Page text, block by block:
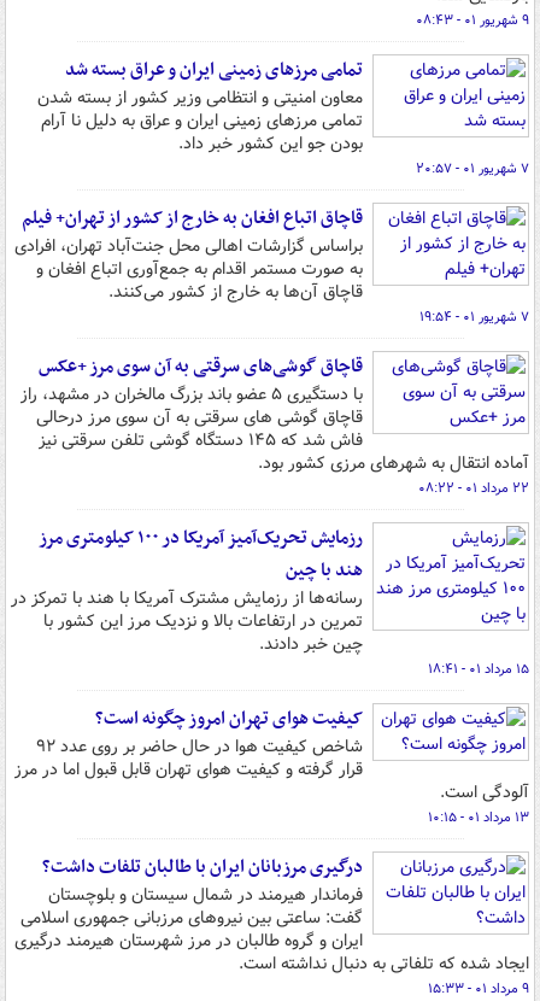
۹ شهریور ۰۱ - ۰۸:۴۳
تمامی مرزهای زمینی ایران و عراق بسته شد
معاون امنیتی و انتظامی وزیر کشور از بسته شدن
تمامی مرزهای زمینی ایران و عراق به دلیل نا آرام
بودن جو این کشور خبر داد.
۷ شهریور ۰۱ - ۲۰:۵۷
قاچاق اتباع افغان به خارج از کشور از تهران+ فیلم
براساس گزارشات اهالی محل جنت‌آباد تهران، افرادی
به صورت مستمر اقدام به جمع‌آوری اتباع افغان و
قاچاق آن‌ها به خارج از کشور می‌کنند.
۷ شهریور ۰۱ - ۱۹:۵۴
قاچاق گوشی‌های سرقتی به آن سوی مرز +عکس
با دستگیری ۵ عضو باند بزرگ مالخران در مشهد، راز
قاچاق گوشی های سرقتی به آن سوی مرز درحالی
فاش شد که ۱۴۵ دستگاه گوشی تلفن سرقتی نیز
آماده انتقال به شهرهای مرزی کشور بود.
۲۲ مرداد ۰۱ - ۰۸:۲۲
رزمایش تحریک‌آمیز آمریکا در ۱۰۰ کیلومتری مرز
هند با چین
رسانه‌ها از رزمایش مشترک آمریکا با هند با تمرکز در
تمرین در ارتفاعات بالا و نزدیک مرز این کشور با
چین خبر دادند.
۱۵ مرداد ۰۱ - ۱۸:۴۱
کیفیت هوای تهران امروز چگونه است؟
شاخص کیفیت هوا در حال حاضر بر روی عدد ۹۲
قرار گرفته و کیفیت هوای تهران قابل قبول اما در مرز
آلودگی است.
۱۳ مرداد ۰۱ - ۱۰:۱۵
درگیری مرزبانان ایران با طالبان تلفات داشت؟
فرماندار هیرمند در شمال سیستان و بلوچستان
گفت: ساعتی بین نیروهای مرزبانی جمهوری اسلامی
ایران و گروه طالبان در مرز شهرستان هیرمند درگیری
ایجاد شده که تلفاتی به دنبال نداشته است.
۹ مرداد ۰۱ - ۱۵:۳۳